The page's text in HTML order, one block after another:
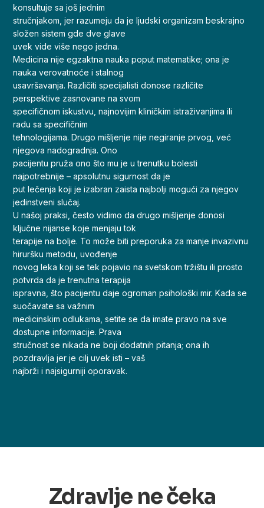
konsultuje sa još jednim
stručnjakom, jer razumeju da je ljudski organizam beskrajno
složen sistem gde dve glave
uvek vide više nego jedna.
Medicina nije egzaktna nauka poput matematike; ona je
nauka verovatnoće i stalnog
usavršavanja. Različiti specijalisti donose različite
perspektive zasnovane na svom
specifičnom iskustvu, najnovijim kliničkim istraživanjima ili
radu sa specifičnim
tehnologijama. Drugo mišljenje nije negiranje prvog, već
njegova nadogradnja. Ono
pacijentu pruža ono što mu je u trenutku bolesti
najpotrebnije – apsolutnu sigurnost da je
put lečenja koji je izabran zaista najbolji mogući za njegov
jedinstveni slučaj.
U našoj praksi, često vidimo da drugo mišljenje donosi
ključne nijanse koje menjaju tok
terapije na bolje. To može biti preporuka za manje invazivnu
hiruršku metodu, uvođenje
novog leka koji se tek pojavio na svetskom tržištu ili prosto
potvrda da je trenutna terapija
ispravna, što pacijentu daje ogroman psihološki mir. Kada se
suočavate sa važnim
medicinskim odlukama, setite se da imate pravo na sve
dostupne informacije. Prava
stručnost se nikada ne boji dodatnih pitanja; ona ih
pozdravlja jer je cilj uvek isti – vaš
najbrži i najsigurniji oporavak.
Zdravlje ne čeka